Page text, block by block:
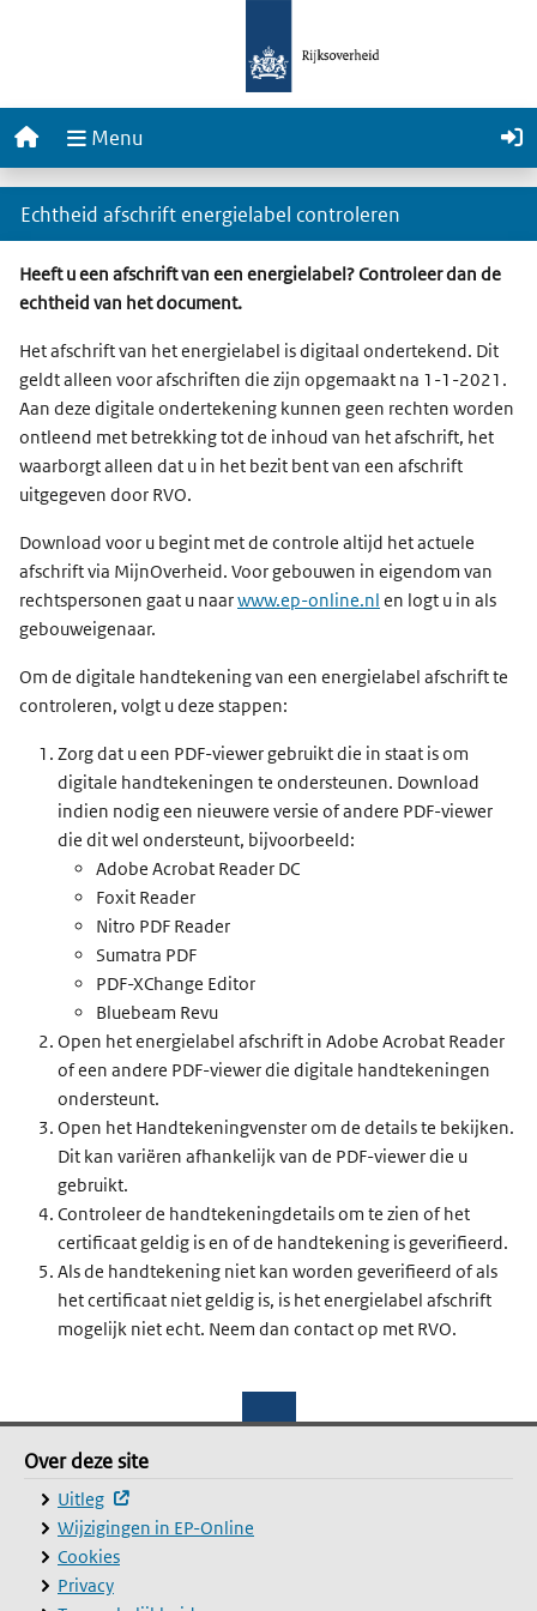
EP-Online
Home Menu
Echtheid afschrift energielabel controleren
Heeft u een afschrift van een energielabel? Controleer dan de
echtheid van het document.
Het afschrift van het energielabel is digitaal ondertekend. Dit
geldt alleen voor afschriften die zijn opgemaakt na 1-1-2021.
Aan deze digitale ondertekening kunnen geen rechten worden
ontleend met betrekking tot de inhoud van het afschrift, het
waarborgt alleen dat u in het bezit bent van een afschrift
uitgegeven door RVO.
Download voor u begint met de controle altijd het actuele
afschrift via MijnOverheid. Voor gebouwen in eigendom van
rechtspersonen gaat u naarwww.ep-online.nl en logt u in als
gebouweigenaar.
Om de digitale handtekening van een energielabel afschrift te
controleren, volgt u deze stappen:
Zorg dat u een PDF-viewer gebruikt die in staat is om
digitale handtekeningen te ondersteunen. Download
indien nodig een nieuwere versie of andere PDF-viewer
die dit wel ondersteunt, bijvoorbeeld:
Adobe Acrobat Reader DC
Foxit Reader
Nitro PDF Reader
Sumatra PDF
PDF-XChange Editor
Bluebeam Revu
Open het energielabel afschrift in Adobe Acrobat Reader
of een andere PDF-viewer die digitale handtekeningen
ondersteunt.
Open het Handtekeningvenster om de details te bekijken.
Dit kan variëren afhankelijk van de PDF-viewer die u
gebruikt.
Controleer de handtekeningdetails om te zien of het
certificaat geldig is en of de handtekening is geverifieerd.
Als de handtekening niet kan worden geverifieerd of als
het certificaat niet geldig is, is het energielabel afschrift
mogelijk niet echt. Neem dan contact op met RVO.
Footer
Over deze site
Over deze site
Uitleg
(externe website, opent in een nieuw venster)
Wijzigingen in EP-Online
Cookies
Privacy